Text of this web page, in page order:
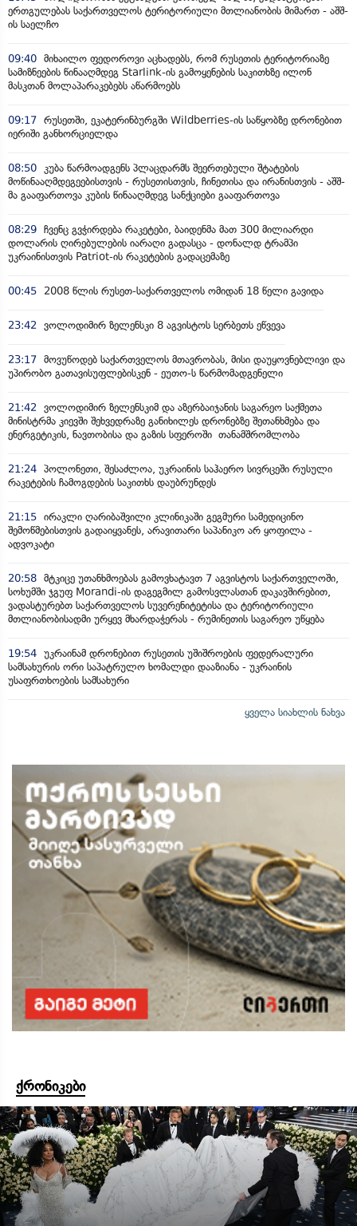
ერთგულებას საქართველოს ტერიტორიული მთლიანობის მიმართ - აშშ-
ის საელჩო
09:40 მიხაილო ფედოროვი აცხადებს, რომ რუსეთის ტერიტორიაზე
სამიზნეების წინააღმდეგ Starlink-ის გამოყენების საკითხზე ილონ
მასკთან მოლაპარაკებებს აწარმოებს
09:17 რუსეთში, ეკატერინბურგში Wildberries-ის საწყობზე დრონებით
იერიში განხორციელდა
08:50 კუბა წარმოადგენს პლაცდარმს შეერთებული შტატების
მოწინააღმდეგეებისთვის - რუსეთისთვის, ჩინეთისა და ირანისთვის - აშშ-
მა გააფართოვა კუბის წინააღმდეგ სანქციები გააფართოვა
08:29 ჩვენც გვჭირდება რაკეტები, ბაიდენმა მათ 300 მილიარდი
დოლარის ღირებულების იარაღი გადასცა - დონალდ ტრამპი
უკრაინისთვის Patriot-ის რაკეტების გადაცემაზე
00:45 2008 წლის რუსეთ-საქართველოს ომიდან 18 წელი გავიდა
23:42 ვოლოდიმირ ზელენსკი 8 აგვისტოს სერბეთს ეწვევა
23:17 მოვუწოდებ საქართველოს მთავრობას, მისი დაუყოვნებლივი და
უპირობო გათავისუფლებისკენ - ეუთო-ს წარმომადგენელი
21:42 ვოლოდიმირ ზელენსკიმ და აზერბაიჯანის საგარეო საქმეთა
მინისტრმა კიევში შეხვედრაზე განიხილეს დრონებზე შეთანხმება და
ენერგეტიკის, ნავთობისა და გაზის სფეროში თანამშრომლობა
21:24 პოლონეთი, შესაძლოა, უკრაინის საჰაერო სივრცეში რუსული
რაკეტების ჩამოგდების საკითხს დაუბრუნდეს
21:15 ირაკლი ღარიბაშვილი კლინიკაში გეგმური სამედიცინო
შემოწმებისთვის გადაიყვანეს, არავითარი საპანიკო არ ყოფილა -
ადვოკატი
20:58 მტკიცე უთანხმოებას გამოვხატავთ 7 აგვისტოს საქართველოში,
სოხუმში ჯგუფ Morandi-ის დაგეგმილ გამოსვლასთან დაკავშირებით,
ვადასტურებთ საქართველოს სუვერენიტეტისა და ტერიტორიული
მთლიანობისადმი ურყევ მხარდაჭერას - რუმინეთის საგარეო უწყება
19:54 უკრაინამ დრონებით რუსეთის უშიშროების ფედერალური
სამსახურის ორი საპატრულო ხომალდი დააზიანა - უკრაინის
უსაფრთხოების სამსახური
ყველა სიახლის ნახვა
ქრონიკები